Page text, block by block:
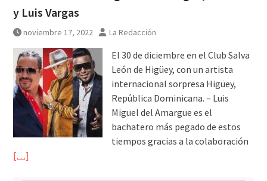
y Luis Vargas
noviembre 17, 2022 La Redacción
El 30 de diciembre en el Club Salva
León de Higüey, con un artista
internacional sorpresa Higüey,
República Dominicana. – Luis
Miguel del Amargue es el
bachatero más pegado de estos
tiempos gracias a la colaboración
[…]